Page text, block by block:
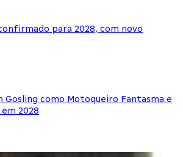
para 2028, com novo
Gosling como Motoqueiro Fantasma e
2028